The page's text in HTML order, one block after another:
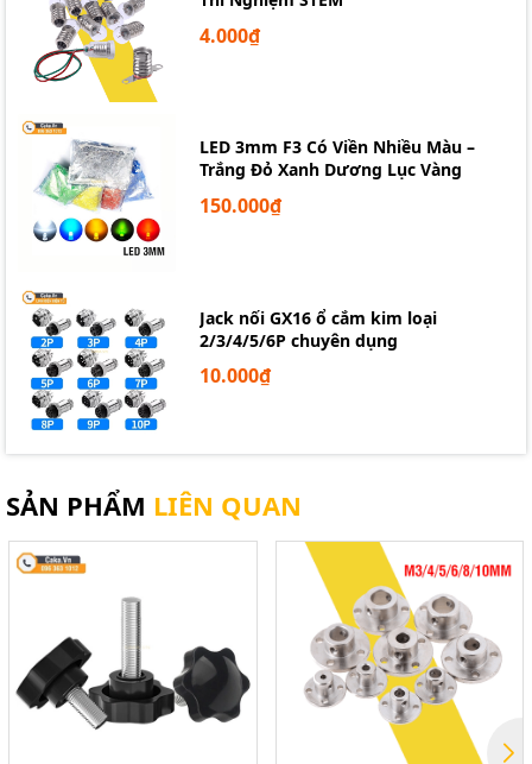
4.000₫
LED 3mm F3 Có Viền Nhiều Màu –
Trắng Đỏ Xanh Dương Lục Vàng
150.000₫
Jack nối GX16 ổ cắm kim loại
2/3/4/5/6P chuyên dụng
10.000₫
SẢN PHẨM LIÊN QUAN